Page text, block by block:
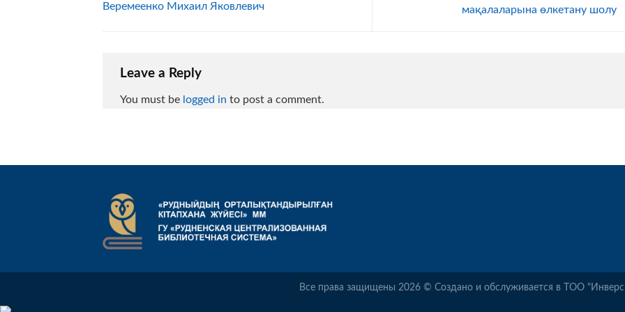
Веремеенко Михаил Яковлевич мақалаларына өлкетану шолу
Leave a Reply
You must be logged in to post a comment.
Все права защищены 2026 © Создано и обслуживается в ТОО